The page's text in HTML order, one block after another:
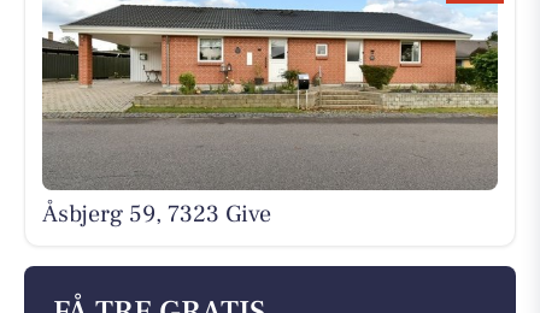
Åsbjerg 59, 7323 Give